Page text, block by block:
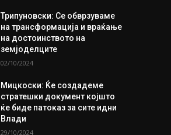
Трипуновски: Се обврзуваме
на трансформација и враќање
на достоинството на
земјоделците
02/10/2024
Мицкоски: Ќе создадеме
стратешки документ којшто
ќе биде патоказ за сите идни
Влади
29/10/2024